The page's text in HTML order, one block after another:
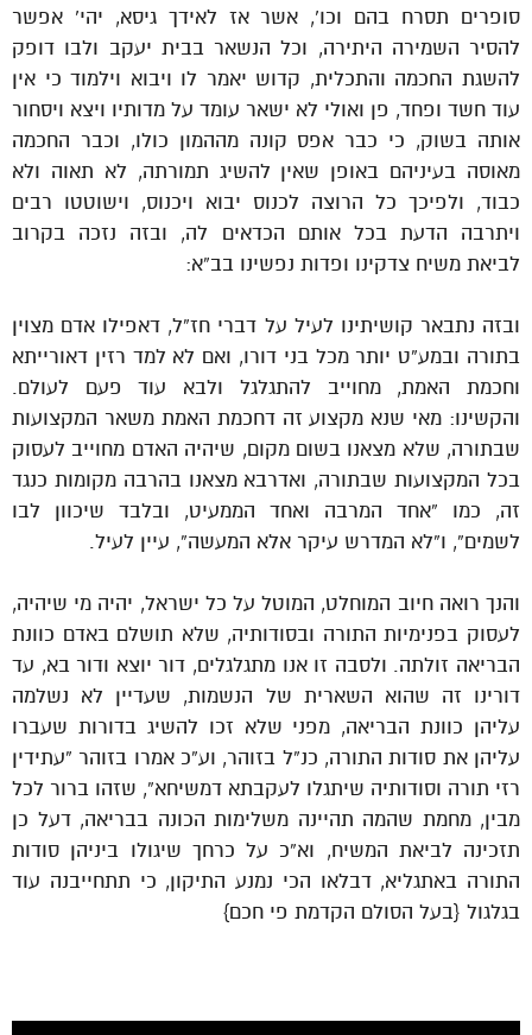
סופרים תסרח בהם וכו’, אשר אז לאידך גיסא, יהי’ אפשר
להסיר השמירה היתירה, וכל הנשאר בבית יעקב ולבו דופק
להשגת החכמה והתכלית, קדוש יאמר לו ויבוא וילמוד כי אין
עוד חשד ופחד, פן ואולי לא ישאר עומד על מדותיו ויצא ויסחור
אותה בשוק, כי כבר אפס קונה מההמון כולו, וכבר החכמה
מאוסה בעיניהם באופן שאין להשיג תמורתה, לא תאוה ולא
כבוד, ולפיכך כל הרוצה לכנוס יבוא ויכנוס, וישוטטו רבים
ויתרבה הדעת בכל אותם הכדאים לה, ובזה נזכה בקרוב
לביאת משיח צדקינו ופדות נפשינו בב”א:
ובזה נתבאר קושיתינו לעיל על דברי חז”ל, דאפילו אדם מצוין
בתורה ובמע”ט יותר מכל בני דורו, ואם לא למד רזין דאורייתא
וחכמת האמת, מחוייב להתגלגל ולבא עוד פעם לעולם.
והקשינו: מאי שנא מקצוע זה דחכמת האמת משאר המקצועות
שבתורה, שלא מצאנו בשום מקום, שיהיה האדם מחוייב לעסוק
בכל המקצועות שבתורה, ואדרבא מצאנו בהרבה מקומות כנגד
זה, כמו “אחד המרבה ואחד הממעיט, ובלבד שיכוון לבו
לשמים”, ו”לא המדרש עיקר אלא המעשה”, עיין לעיל.
והנך רואה חיוב המוחלט, המוטל על כל ישראל, יהיה מי שיהיה,
לעסוק בפנימיות התורה ובסודותיה, שלא תושלם באדם כוונת
הבריאה זולתה. ולסבה זו אנו מתגלגלים, דור יוצא ודור בא, עד
דורינו זה שהוא השארית של הנשמות, שעדיין לא נשלמה
עליהן כוונת הבריאה, מפני שלא זכו להשיג בדורות שעברו
עליהן את סודות התורה, כנ”ל בזוהר, וע”כ אמרו בזוהר “עתידין
רזי תורה וסודותיה שיתגלו לעקבתא דמשיחא”, שזהו ברור לכל
מבין, מחמת שהמה תהיינה משלימות הכונה בבריאה, דעל כן
תזכינה לביאת המשיח, וא”כ על כרחך שיגולו ביניהן סודות
התורה באתגליא, דבלאו הכי נמנע התיקון, כי תתחייבנה עוד
בגלגול {בעל הסולם הקדמת פי חכם}